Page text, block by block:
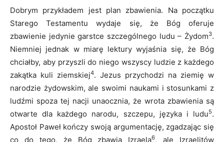
Dobrym przykładem jest plan zbawienia. Na początku
Starego Testamentu wydaje się, że Bóg oferuje
zbawienie jedynie garstce szczególnego ludu – Żydom3.
Niemniej jednak w miarę lektury wyjaśnia się, że Bóg
chciałby, aby przyszli do niego wszyscy ludzie z każdego
zakątka kuli ziemskiej4. Jezus przychodzi na ziemię w
narodzie żydowskim, ale swoimi naukami i stosunkami z
ludźmi spoza tej nacji unaocznia, że wrota zbawienia są
otwarte dla każdego narodu, szczepu, języka i ludu5.
Apostoł Paweł kończy swoją argumentację, zgadzając się
co do tego, że Bóg zbawia Izraela6, ale Izraelitów